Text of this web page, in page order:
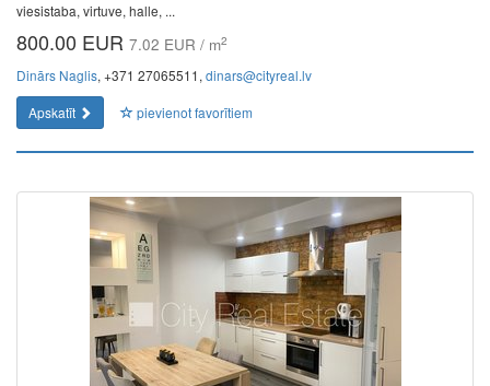
viesistaba, virtuve, halle, ...
800.00 EUR 7.02 EUR / m2
Dinārs Naglis, +371 27065511, dinars@cityreal.lv
Apskatīt
pievienot favorītiem